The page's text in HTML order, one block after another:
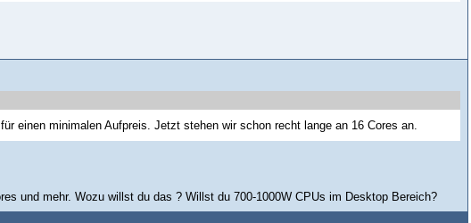
einen minimalen Aufpreis. Jetzt stehen wir schon recht lange an 16 Cores an.
und mehr. Wozu willst du das ? Willst du 700-1000W CPUs im Desktop Bereich?